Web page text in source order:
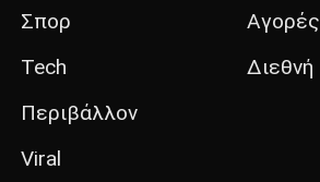
Σπορ
Tech
Περιβάλλον
Viral
Αγορές
Διεθνή